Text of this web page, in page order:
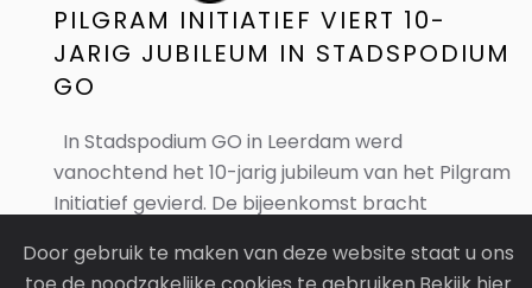
PILGRAM INITIATIEF VIERT 10-
JARIG JUBILEUM IN STADSPODIUM
GO
In Stadspodium GO in Leerdam werd
vanochtend het 10-jarig jubileum van het Pilgram
Initiatief gevierd. De bijeenkomst bracht
samen om stil te staan bij een decennium aan
Door gebruik te maken van deze website staat u ons